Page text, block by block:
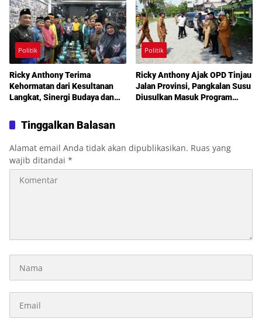
Politik
Ricky Anthony Terima
Kehormatan dari Kesultanan
Langkat, Sinergi Budaya dan
Diperkuat
Politik
Ricky Anthony Ajak OPD Tinjau
Jalan Provinsi, Pangkalan Susu
Diusulkan Masuk Program
Tinggalkan Balasan
Alamat email Anda tidak akan dipublikasikan. Ruas yang
wajib ditandai *